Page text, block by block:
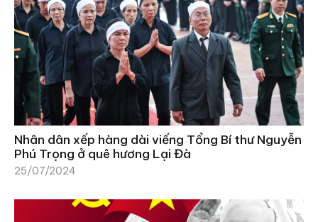
Nhân dân xếp hàng dài viếng Tổng Bí thư Nguyễn
Phú Trọng ở quê hương Lại Đà
25/07/2024